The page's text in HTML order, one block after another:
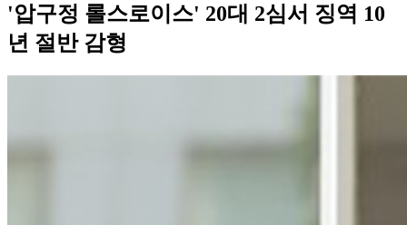
'압구정 롤스로이스' 20대 2심서 징역 10
년 절반 감형